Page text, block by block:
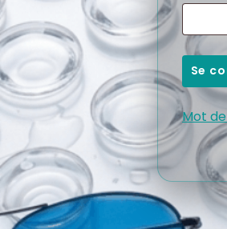
Se
Mot